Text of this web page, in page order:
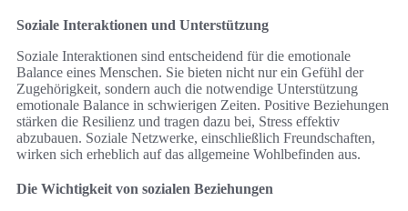
Soziale Interaktionen und Unterstützung
Soziale Interaktionen sind entscheidend für die emotionale
Balance eines Menschen. Sie bieten nicht nur ein Gefühl der
Zugehörigkeit, sondern auch die notwendige Unterstützung
emotionale Balance in schwierigen Zeiten. Positive Beziehungen
stärken die Resilienz und tragen dazu bei, Stress effektiv
abzubauen. Soziale Netzwerke, einschließlich Freundschaften,
wirken sich erheblich auf das allgemeine Wohlbefinden aus.
Die Wichtigkeit von sozialen Beziehungen